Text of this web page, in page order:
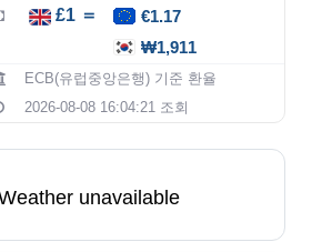
£1 ＝
€1.17
₩1,911
ECB(유럽중앙은행) 기준 환율
2026-08-08 16:04:21 조회
unavailable